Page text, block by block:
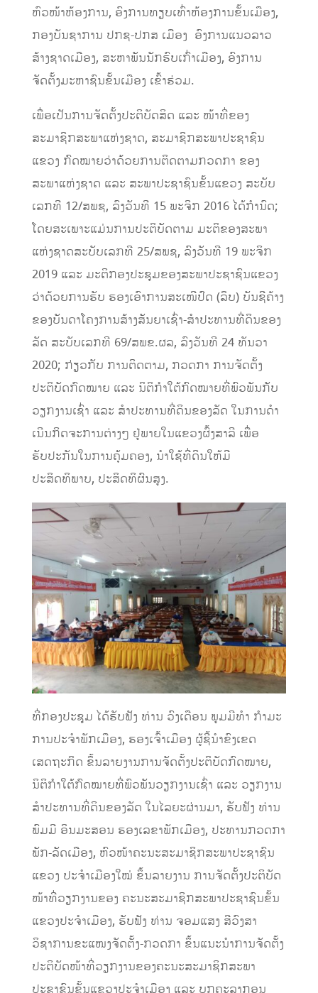
ຫົວໜ້າຫ້ອງການ, ອົງການທຽບເທົ່າຫ້ອງການຂັ້ນເມືອງ,
ກອງບັນຊາການ ປກຊ-ປກສ ເມືອງ ອົງການແນວລາວ
ສ້າງຊາດເມືອງ, ສະຫາພັນນັກຮົບເກົ່າເມືອງ, ອົງການ
ຈັດຕັ້ງມະຫາຊົນຂັ້ນເມືອງ ເຂົ້າຮ່ວມ.
ເພື່ອເປັນການຈັດຕັ້ງປະຕິບັດສິດ ແລະ ໜ້າທີ່ຂອງ
ສະມາຊິກສະພາແຫ່ງຊາດ, ສະມາຊິກສະພາປະຊາຊົນ
ແຂວງ ກົດໝາຍວ່າດ້ວຍການຕິດຕາມກວດກາ ຂອງ
ສະພາແຫ່ງຊາດ ແລະ ສະພາປະຊາຊົນຂັ້ນແຂວງ ສະບັບ
ເລກທີ 12/ສພຊ, ລົງວັນທີ 15 ພະຈິກ 2016 ໄດ້ກໍານົດ;
ໂດຍສະເພາະແມ່ນການປະຕິບັດຕາມ ມະຕິຂອງສະພາ
ແຫ່ງຊາດສະບັບເລກທີ 25/ສພຊ, ລົງວັນທີ 19 ພະຈິກ
2019 ແລະ ມະຕິກອງປະຊຸມຂອງສະພາປະຊາຊົນແຂວງ
ວ່າດ້ວຍການຮັບ ຮອງເອົາການສະເໜີປົດ (ລຶບ) ບັນຊີຄ້າງ
ຂອງບັນດາໂຄງການສ້າງສັນຍາເຊົ່າ-ສຳປະທານທີ່ດິນຂອງ
ລັດ ສະບັບເລກທີ 69/ສພຂ.ຜລ, ລົງວັນທີ 24 ທັນວາ
2020; ກ່ຽວກັບ ການຕິດຕາມ, ກວດກາ ການຈັດຕັ້ງ
ປະຕິບັດກົດໝາຍ ແລະ ນິຕິກໍາໃຕ້ກົດໝາຍທີ່ພົວພັນກັບ
ວຽກງານເຊົ່າ ແລະ ສໍາປະທານທີ່ດິນຂອງລັດ ໃນການດໍາ
ເນີນກິດຈະການຕ່າງໆ ຢູ່ພາຍໃນແຂວງຜົ້ງສາລີ ເພື່ອ
ຮັບປະກັນໃນການຄຸ້ມຄອງ, ນໍາໃຊ້ທີ່ດິນໃຫ້ມີ
ປະສິດທິພາບ, ປະສິດທິຜົນສູງ.
ທີ່ກອງປະຊຸມ ໄດ້ຮັບຟັງ ທ່ານ ວົງເດືອນ ພູມມີທຳ ກໍາມະ
ການປະຈໍາພັກເມືອງ, ຮອງເຈົ້າເມືອງ ຜູ້ຊີ້ນຳຂົງເຂດ
ເສດຖະກິດ ຂຶ້ນລາຍງານການຈັດຕັ້ງປະຕິບັດກົດໝາຍ,
ນິຕິກໍາໃຕ້ກົດໝາຍທີ່ພົວພັນວຽກງານເຊົ່າ ແລະ ວຽກງານ
ສໍາປະທານທີ່ດິນຂອງລັດ ໃນໄລຍະຜ່ານມາ, ຮັບຟັງ ທ່ານ
ພົມມີ ອິນມະສອນ ຮອງເລຂາພັກເມືອງ, ປະທານກວດກາ
ພັກ-ລັດເມືອງ, ຫົວໜ້າຄະນະສະມາຊິກສະພາປະຊາຊົນ
ແຂວງ ປະຈໍາເມືອງໃໝ່ ຂຶ້ນລາຍງານ ການຈັດຕັ້ງປະຕິບັດ
ໜ້າທີ່ວຽກງານຂອງ ຄະນະສະມາຊິກສະພາປະຊາຊົນຂັ້ນ
ແຂວງປະຈຳເມືອງ, ຮັບຟັງ ທ່ານ ຈອມແສງ ສີວົງສາ
ວິຊາການຂະແໜງຈັດຕັ້ງ-ກວດກາ ຂຶ້ນແນະນໍາການຈັດຕັ້ງ
ປະຕິບັດໜ້າທີ່ວຽກງານຂອງຄະນະສະມາຊິກສະພາ
ປະຊາຊົນຂັ້ນແຂວງປະຈຳເມືອງ ແລະ ບຸກຄະລາກອນ